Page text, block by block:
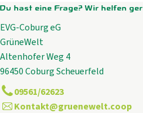
Du hast eine Frage? Wir helfen
EVG-Coburg eG
GrüneWelt
Altenhofer Weg 4
96450 Coburg Scheuerfeld
09561/62623
Kontakt@gruenewelt.coop